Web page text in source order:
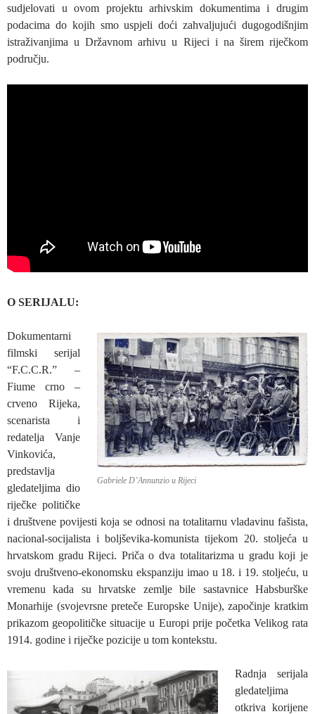
sudjelovati u ovom projektu arhivskim dokumentima i drugim
podacima do kojih smo uspjeli doći zahvaljujući dugogodišnjim
istraživanjima u Državnom arhivu u Rijeci i na širem riječkom
području.
O SERIJALU:
Gabriele D’Annunzio u Rijeci
Dokumentarni
filmski serijal
“F.C.C.R.” –
Fiume crno –
crveno Rijeka,
scenarista i
redatelja Vanje
Vinkovića,
predstavlja
gledateljima dio
riječke političke
i društvene povijesti koja se odnosi na totalitarnu vladavinu fašista,
nacional-socijalista i boljševika-komunista tijekom 20. stoljeća u
hrvatskom gradu Rijeci. Priča o dva totalitarizma u gradu koji je
svoju društveno-ekonomsku ekspanziju imao u 18. i 19. stoljeću, u
vremenu kada su hrvatske zemlje bile sastavnice Habsburške
Monarhije (svojevrsne preteče Europske Unije), započinje kratkim
prikazom geopolitičke situacije u Europi prije početka Velikog rata
1914. godine i riječke pozicije u tom kontekstu.
Radnja serijala
gledateljima
otkriva korijene